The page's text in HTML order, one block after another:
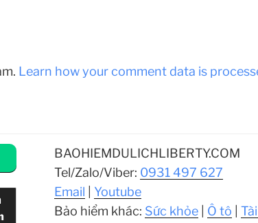
Learn how your comment data is
BAOHIEMDULICHLIBERTY.COM
Tel/Zalo/Viber: 0931 497 627
Email
Youtube
Bảo hiểm khác: Sức khỏe| Ô tô